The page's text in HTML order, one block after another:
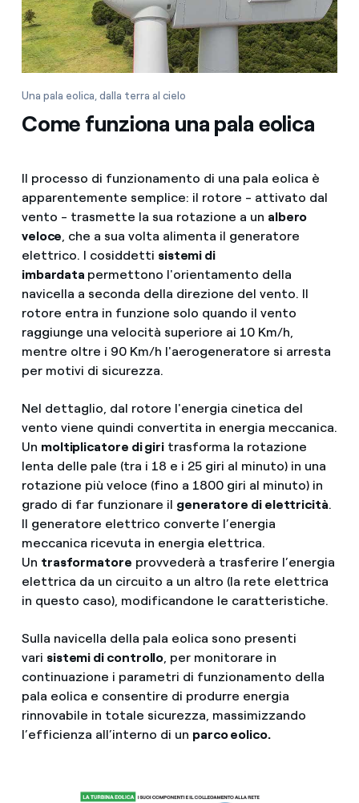
Una pala eolica, dalla terra al cielo
Come funziona una pala eolica
Il processo di funzionamento di una pala eolica è
apparentemente semplice: il rotore - attivato dal
vento - trasmette la sua rotazione a un albero
veloce, che a sua volta alimenta il generatore
elettrico. I cosiddetti sistemi di
imbardata permettono l'orientamento della
navicella a seconda della direzione del vento. Il
rotore entra in funzione solo quando il vento
raggiunge una velocità superiore ai 10 Km/h,
mentre oltre i 90 Km/h l'aerogeneratore si arresta
per motivi di sicurezza.
Nel dettaglio, dal rotore l'energia cinetica del
vento viene quindi convertita in energia meccanica.
Un moltiplicatore di giri trasforma la rotazione
lenta delle pale (tra i 18 e i 25 giri al minuto) in una
rotazione più veloce (fino a 1800 giri al minuto) in
grado di far funzionare il generatore di elettricità.
Il generatore elettrico converte l’energia
meccanica ricevuta in energia elettrica.
Un trasformatore provvederà a trasferire l’energia
elettrica da un circuito a un altro (la rete elettrica
in questo caso), modificandone le caratteristiche.
Sulla navicella della pala eolica sono presenti
vari sistemi di controllo, per monitorare in
continuazione i parametri di funzionamento della
pala eolica e consentire di produrre energia
rinnovabile in totale sicurezza, massimizzando
l’efficienza all’interno di un parco eolico.